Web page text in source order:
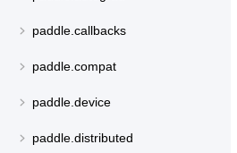
paddle.callbacks
paddle.compat
paddle.device
paddle.distributed